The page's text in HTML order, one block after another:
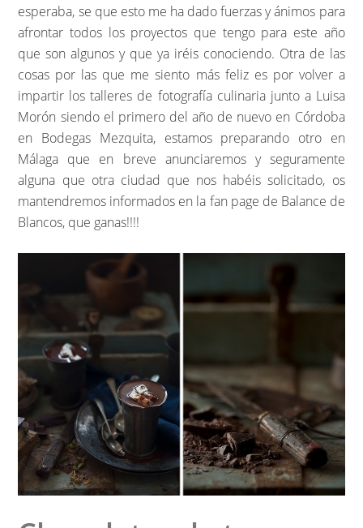
esperaba, se que esto me ha dado fuerzas y ánimos para
afrontar todos los proyectos que tengo para este año
que son algunos y que ya iréis conociendo. Otra de las
cosas por las que me siento más feliz es por volver a
impartir los talleres de fotografía culinaria junto a Luisa
Morón siendo el primero del año de nuevo en Córdoba
en Bodegas Mezquita, estamos preparando otro en
Málaga que en breve anunciaremos y seguramente
alguna que otra ciudad que nos habéis solicitado, os
mantendremos informados en la fan page de Balance de
Blancos, que ganas!!!!